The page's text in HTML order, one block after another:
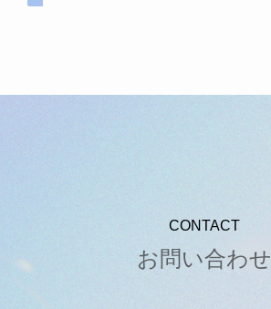
CONTACT
お問い合わせ